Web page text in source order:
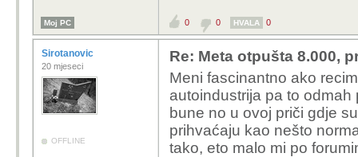
Moj PC 0 0 HVALA 0
Sirotanovic
20 mjeseci
OFFLINE
Re: Meta otpušta 8.000,
Meni fascinantno ako
autoindustrija pa to
bune no u ovoj priči gdje
prihvaćaju kao nešto
tako, eto malo mi po